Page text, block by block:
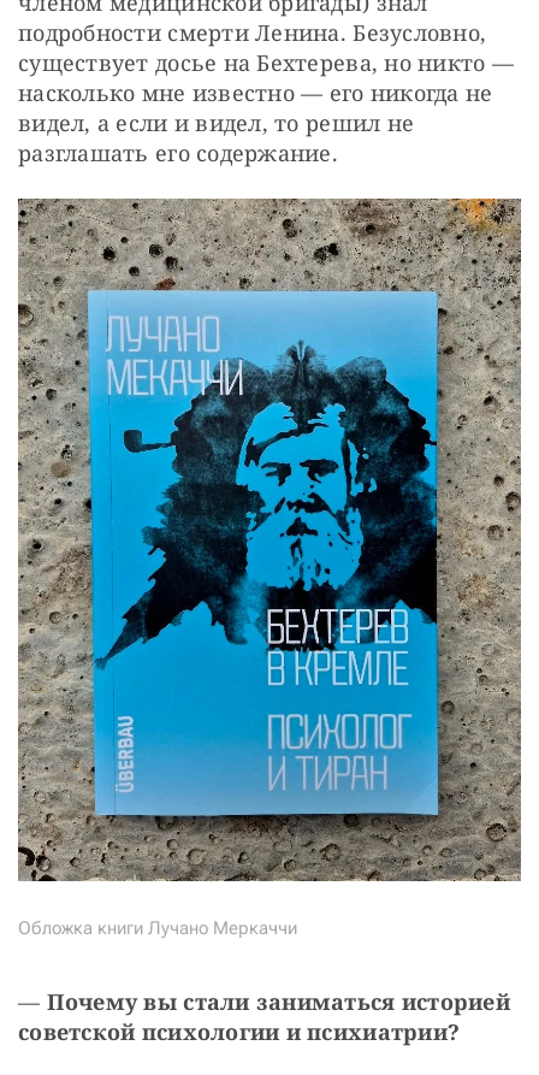
подробности смерти Ленина. Безусловно,
существует досье на Бехтерева, но никто —
насколько мне известно — его никогда не
видел, а если и видел, то решил не
разглашать его содержание.
Обложка книги Лучано Меркаччи
— Почему вы стали заниматься историей
советской психологии и психиатрии?